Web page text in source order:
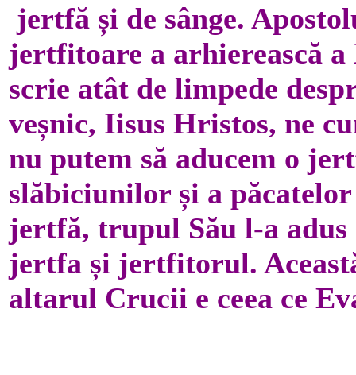
jertfă și de sânge.
jertfitoare a arhierească
scrie atât de limpede
veșnic, Iisus Hristos, ne
nu putem să aducem o
slăbiciunilor și a
jertfă, trupul Său l-a
jertfa și jertfitorul.
altarul Crucii e ceea ce